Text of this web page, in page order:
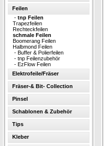
Feilen
- tnp Feilen
Trapezfeilen
Rechteckfeilen
schmale Feilen
Boomerang Feilen
Halbmond Feilen
- Buffer & Polierfeilen
- tnp Feilenzubehör
- EzFlow Feilen
Elektrofeile/Fräser
Fräser-& Bit- Collection
Pinsel
Schablonen & Zubehör
Tips
Kleber